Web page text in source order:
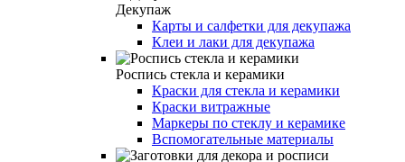
Декупаж
Карты и салфетки для декупажа
Клеи и лаки для декупажа
Роспись стекла и керамики
Краски для стекла и керамики
Краски витражные
Маркеры по стеклу и керамике
Вспомогательные материалы